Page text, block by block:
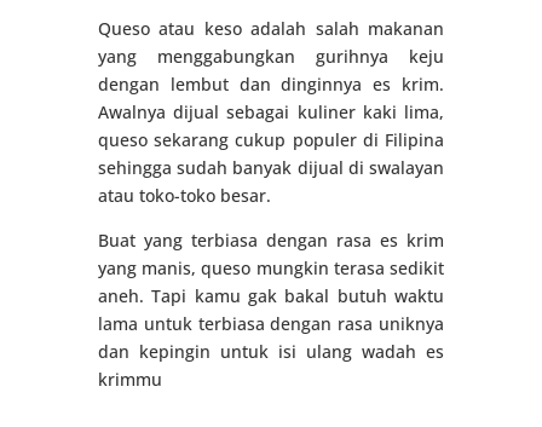
Queso atau keso adalah salah makanan
yang menggabungkan gurihnya keju
dengan lembut dan dinginnya es krim.
Awalnya dijual sebagai kuliner kaki lima,
queso sekarang cukup populer di Filipina
sehingga sudah banyak dijual di swalayan
atau toko-toko besar.
Buat yang terbiasa dengan rasa es krim
yang manis, queso mungkin terasa sedikit
aneh. Tapi kamu gak bakal butuh waktu
lama untuk terbiasa dengan rasa uniknya
dan kepingin untuk isi ulang wadah es
krimmu